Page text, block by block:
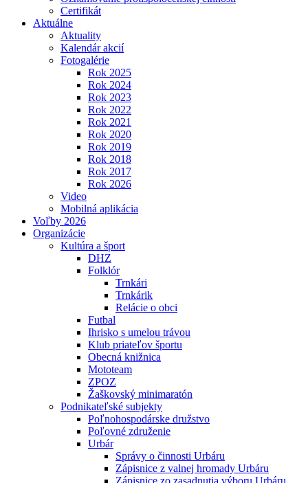
Certifikát
Aktuálne
Aktuality
Kalendár akcií
Fotogalérie
Rok 2025
Rok 2024
Rok 2023
Rok 2022
Rok 2021
Rok 2020
Rok 2019
Rok 2018
Rok 2017
Rok 2026
Video
Mobilná aplikácia
Voľby 2026
Organizácie
Kultúra a šport
DHZ
Folklór
Trnkári
Trnkárik
Relácie o obci
Futbal
Ihrisko s umelou trávou
Klub priateľov športu
Obecná knižnica
Mototeam
ZPOZ
Žaškovský minimaratón
Podnikateľské subjekty
Poľnohospodárske družstvo
Poľovné združenie
Urbár
Správy o činnosti Urbáru
Zápisnice z valnej hromady Urbáru
Zápisnice zo zasadnutia výboru Urbáru